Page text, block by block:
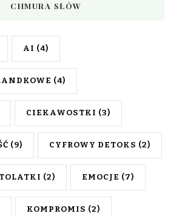
CHMURA SŁÓW
AI (4)
(4)
CIEKAWOSTKI (3)
(9) CYFROWY DETOKS (2)
(2) EMOCJE (7)
KOMPROMIS (2)